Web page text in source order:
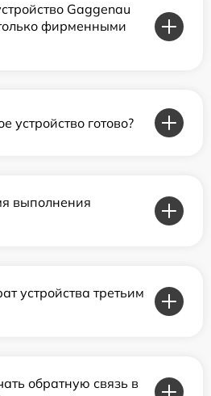
Gaggenau
фирменными
устройство готово?
выполнения
устройства третьим
обратную связь в